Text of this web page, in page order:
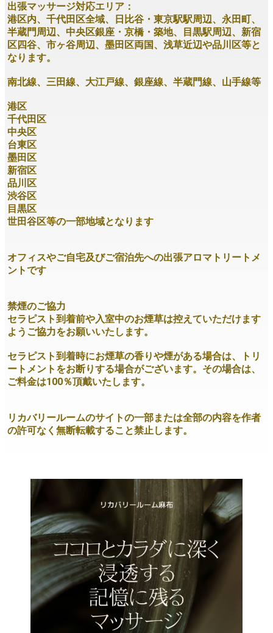
出張マッサージ対応エリア：
港区内、千代田区全域、日比谷・東京駅駅周辺、永田町、
半蔵門周辺、中央区銀座・京橋・築地、目黒駅周辺、新宿
区四谷、市ヶ谷周辺、墨田区両国、浅草近辺や品川区等と
なります。
南北線、三田線、大江戸線、銀座線、半蔵門線、山手線等
港区
千代田区
中央区
台東区
墨田区
新宿区
品川区
渋谷区
目黒区
世田谷区等の一部地域となります
オフィスやご自宅及びご宿泊先への出張アロマトリートメ
ントです
禁煙のご協力
セラピスト到着前や入室中のお煙草は控えていただけます
ようご協力をお願いいたします。
セラピスト到着時にお煙草の香りや煙がある場合は、トリ
ートメントをお断りする場合がございます。その場合は、
ご料金は100％頂戴いたします。
リカバリールームのサイトの一部または全部の内容を作者
の許可なく無断転載すること禁止します。